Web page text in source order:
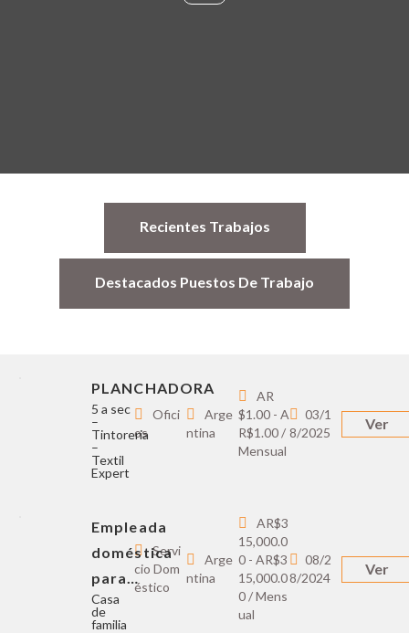
Recientes Trabajos
Destacados Puestos De Trabajo
PLANCHADORA
5 a sec
–
Tintoreria
–
Textil
Expert
Ofici
os
Arge
ntina
AR
$1.00 - A
R$1.00 /
Mensual
03/1
8/2025
Ver
Empleada
doméstica
para…
Casa
de
familia
Servi
cio Dom
éstico
Arge
ntina
AR$3
15,000.0
0 - AR$3
15,000.0
0 / Mens
ual
08/2
8/2024
Ver